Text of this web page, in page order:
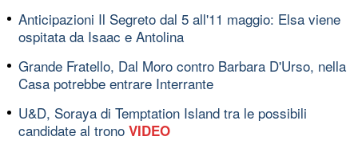
Anticipazioni Il Segreto dal 5 all'11 maggio: Elsa viene
ospitata da Isaac e Antolina
Grande Fratello, Dal Moro contro Barbara D'Urso, nella
Casa potrebbe entrare Interrante
U&D, Soraya di Temptation Island tra le possibili
candidate al trono VIDEO